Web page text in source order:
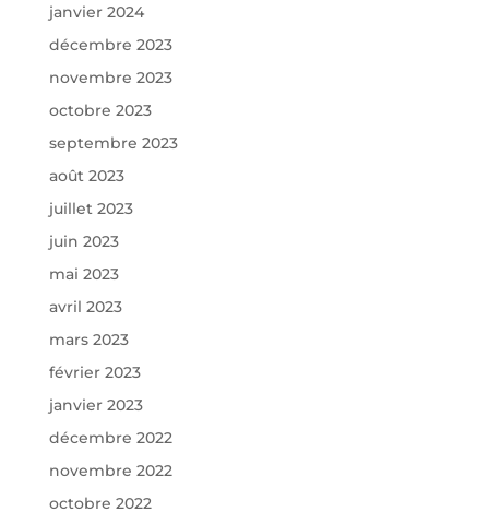
janvier 2024
décembre 2023
novembre 2023
octobre 2023
septembre 2023
août 2023
juillet 2023
juin 2023
mai 2023
avril 2023
mars 2023
février 2023
janvier 2023
décembre 2022
novembre 2022
octobre 2022